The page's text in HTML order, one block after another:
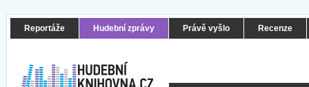
Reportáže Hudební zprávy Právě vyšlo Recenze